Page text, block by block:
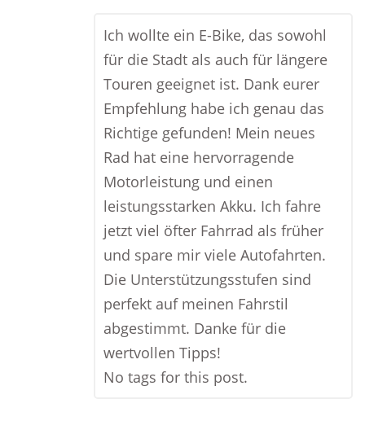
Ich wollte ein E-Bike, das sowohl
für die Stadt als auch für längere
Touren geeignet ist. Dank eurer
Empfehlung habe ich genau das
Richtige gefunden! Mein neues
Rad hat eine hervorragende
Motorleistung und einen
leistungsstarken Akku. Ich fahre
jetzt viel öfter Fahrrad als früher
und spare mir viele Autofahrten.
Die Unterstützungsstufen sind
perfekt auf meinen Fahrstil
abgestimmt. Danke für die
wertvollen Tipps!
No tags for this post.